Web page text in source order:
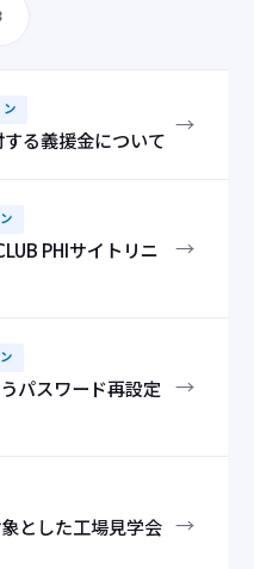
る義援金について
→
PHIサイトリニ
→
パスワード再設定 →
とした工場見学会 →